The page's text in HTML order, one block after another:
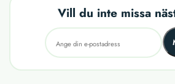
Vill du inte missa